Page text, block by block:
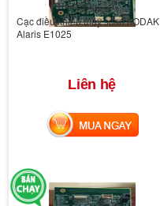
Cạc điều khiển máy scan KODAK
Alaris E1025
Liên hệ
MUA NGAY